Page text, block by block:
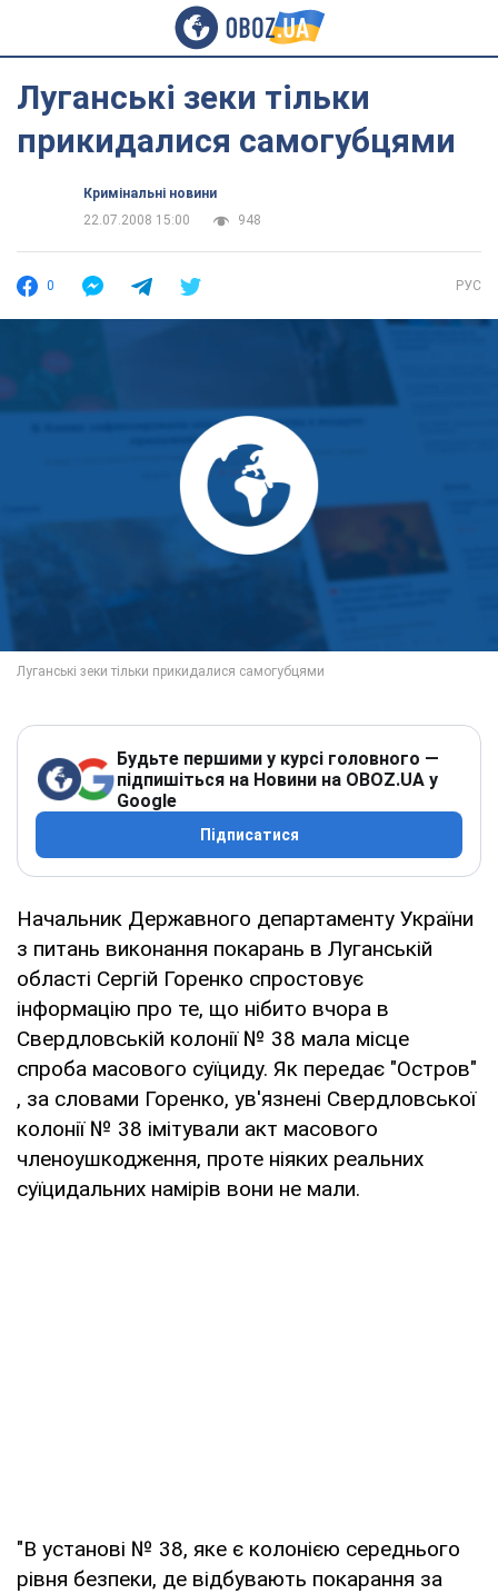
Луганські зеки тільки
прикидалися самогубцями
Кримінальні новини
22.07.2008 15:00
948
0 РУС
Будьте першими у курсі головного —
підпишіться на Новини на OBOZ.UA у
Google
Підписатися
Начальник Державного департаменту України
з питань виконання покарань в Луганській
області Сергій Горенко спростовує
інформацію про те, що нібито вчора в
Свердловській колонії № 38 мала місце
спроба масового суїциду. Як передає "Остров"
, за словами Горенко, ув'язнені Свердловської
колонії № 38 імітували акт масового
членоушкодження, проте ніяких реальних
суїцидальних намірів вони не мали.
"В установі № 38, яке є колонією середнього
рівня безпеки, де відбувають покарання за